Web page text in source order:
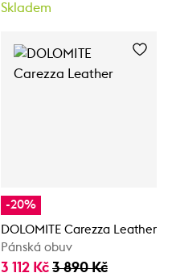
Skladem
-20%
DOLOMITE Carezza Leather
Pánská obuv
3 112 Kč 3 890 Kč